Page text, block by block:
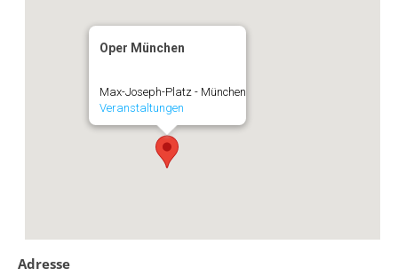
Oper München
Max-Joseph-Platz - München
Veranstaltungen
Adresse